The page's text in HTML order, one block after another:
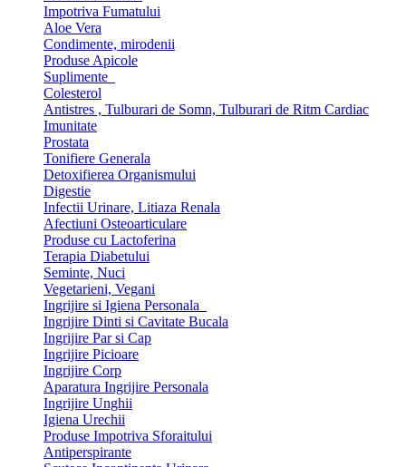
Impotriva Fumatului
Aloe Vera
Condimente, mirodenii
Produse Apicole
Suplimente
Colesterol
Antistres , Tulburari de Somn, Tulburari de Ritm Cardiac
Imunitate
Prostata
Tonifiere Generala
Detoxifierea Organismului
Digestie
Infectii Urinare, Litiaza Renala
Afectiuni Osteoarticulare
Produse cu Lactoferina
Terapia Diabetului
Seminte, Nuci
Vegetarieni, Vegani
Ingrijire si Igiena Personala
Ingrijire Dinti si Cavitate Bucala
Ingrijire Par si Cap
Ingrijire Picioare
Ingrijire Corp
Aparatura Ingrijire Personala
Ingrijire Unghii
Igiena Urechii
Produse Impotriva Sforaitului
Antiperspirante